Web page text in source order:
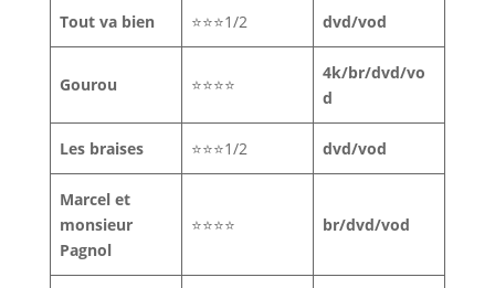
Tout va bien ⭐⭐⭐1/2 dvd/vod
Gourou ⭐⭐⭐⭐
4k/br/dvd/vo
d
Les braises ⭐⭐⭐1/2 dvd/vod
Marcel et
monsieur
Pagnol
⭐⭐⭐⭐ br/dvd/vod